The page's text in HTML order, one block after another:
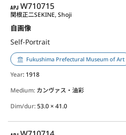
APJ
W710715
自画像
Self-Portrait
関根正二SEKINE, Shoji
Fukushima Prefectural Museum of Art
Year: 1918
Medium: カンヴァス・油彩
Dim/dur:53.0 × 41.0